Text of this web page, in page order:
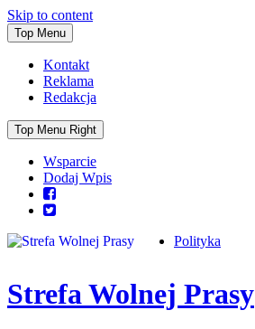
Skip to content
Top Menu
Kontakt
Reklama
Redakcja
Top Menu Right
Wsparcie
Dodaj Wpis
Strefa Wolnej Prasy
Polityka